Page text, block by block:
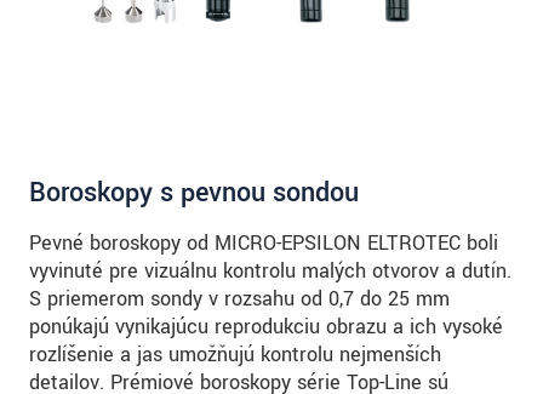
Boroskopy s pevnou sondou
Pevné boroskopy od MICRO-EPSILON ELTROTEC boli
vyvinuté pre vizuálnu kontrolu malých otvorov a dutín.
S priemerom sondy v rozsahu od 0,7 do 25 mm
ponúkajú vynikajúcu reprodukciu obrazu a ich vysoké
rozlíšenie a jas umožňujú kontrolu nejmenších
detailov. Prémiové boroskopy série Top-Line sú
prosím našeprohlášení o ochraně osobních údajů